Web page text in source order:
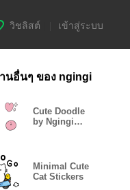
วิชลิสต์ เข้าสู่ระบบ
นอื่นๆ ของ ngingi
Cute Doodle
by Ngingi
Minimal Cute
Cat Stickers